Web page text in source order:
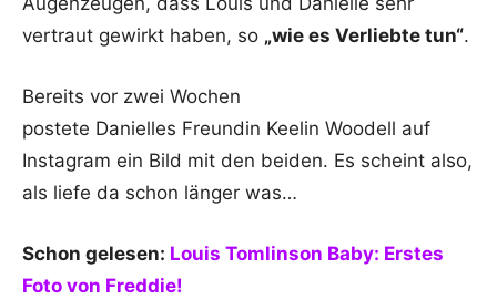
vertraut gewirkt haben, so „wie es Verliebte tun“.
Bereits vor zwei Wochen
postete Danielles Freundin Keelin Woodell auf
Instagram ein Bild mit den beiden. Es scheint also,
als liefe da schon länger was…
Schon gelesen: Louis Tomlinson Baby: Erstes
Foto von Freddie!